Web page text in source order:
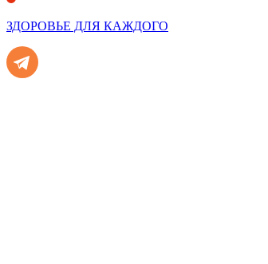
ЗДОРОВЬЕ ДЛЯ КАЖДОГО